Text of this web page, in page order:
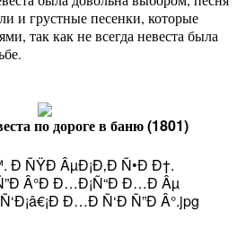
и грустные песенки, которые
так как не всегда невеста была
по дороге в баню (1801)